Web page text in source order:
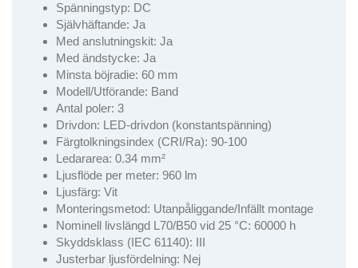
Spänningstyp: DC
Självhäftande: Ja
Med anslutningskit: Ja
Med ändstycke: Ja
Minsta böjradie: 60 mm
Modell/Utförande: Band
Antal poler: 3
Drivdon: LED-drivdon (konstantspänning)
Färgtolkningsindex (CRI/Ra): 90-100
Ledararea: 0.34 mm²
Ljusflöde per meter: 960 lm
Ljusfärg: Vit
Monteringsmetod: Utanpåliggande/Infällt montage
Nominell livslängd L70/B50 vid 25 °C: 60000 h
Skyddsklass (IEC 61140): III
Justerbar ljusfördelning: Nej